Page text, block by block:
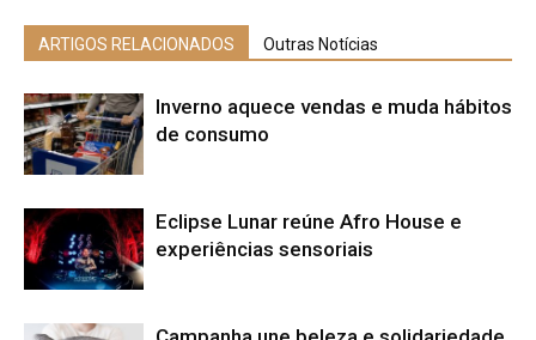
ARTIGOS RELACIONADOS Outras Notícias
Inverno aquece vendas e muda hábitos
de consumo
Eclipse Lunar reúne Afro House e
experiências sensoriais